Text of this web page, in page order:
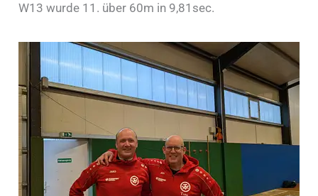
W13 wurde 11. über 60m in 9,81sec.